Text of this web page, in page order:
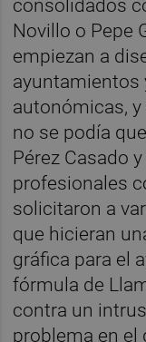
consolidados
Novillo o Pepe
empiezan a
ayuntamientos
autonómicas,
no se podía
Pérez Casado
profesionales
solicitaron a
que hicieran
gráfica para el
fórmula de
contra un
problema en el